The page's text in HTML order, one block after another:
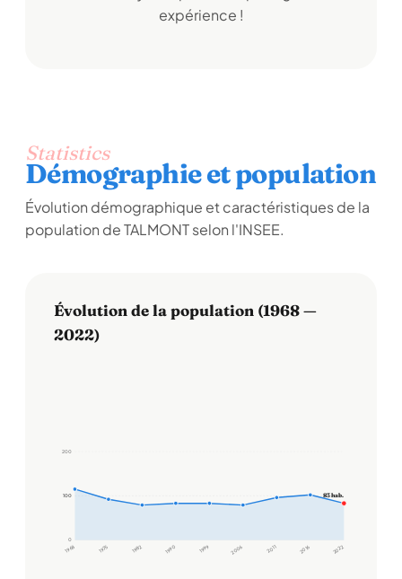
expérience !
Statistics
Démographie et population
Évolution démographique et caractéristiques de la
population de TALMONT selon l'INSEE.
Évolution de la population (1968 —
2022)
0
100
100
200
1968 1975 1982 1990 1999 2006 2011 2016 2022
83 hab.